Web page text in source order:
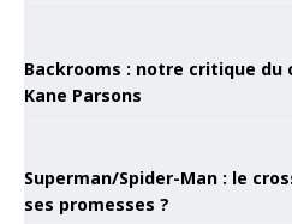
Backrooms : notre critique du
Kane Parsons
Superman/Spider-Man : le
ses promesses ?